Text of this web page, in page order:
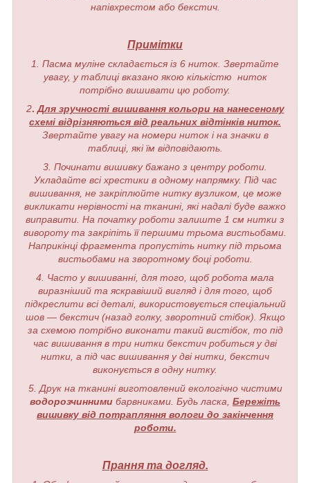
напівхрестом або бекстич.
Примітки
1. Пасма муліне складається із 6 ниток. Звертайте
увагу, у таблиці вказано якою кількістю ниток
потрібно вишивати цю роботу.
2. Для зручності вишивання кольори на нанесеному
схемі відрізняються від реальних відтінків ниток.
Звертайте увагу на номери ниток і на значки в
таблиці, які їм відповідають.
3. Починати вишивку бажано з центру роботи.
Укладайте всі хрестики в одному напрямку. Під час
вишивання, не закріплюйте нитку вузликом, це може
викликати нерівності на тканині, які надалі буде важко
виправити. На початку роботи залиште 1 см нитки з
вивороту та закріпіть її першими трьома вистьобами.
Наприкінці фрагмента пропустіть нитку під трьома
вистьобами на зворотному боці роботи.
4. Часто у вишиванні, для того, щоб робота мала
виразніший та яскравіший вигляд і для того, щоб
підкреслити всі деталі, використовується спеціальний
шов — бекстич (назад голку, зворотний стібок). Якщо
за схемою потрібно виконати такий вистібок, то під
час вишивання в три нитки бекстич робиться у дві
нитки, а під час вишивання у дві нитки, бекстич
виконується в одну нитку.
5. Друк на тканині виготовлений екологічно чистими
водорозчинними барвниками. Будь ласка, Бережіть
вишивку від потрапляння вологи до закінчення
роботи.
Прання та догляд.